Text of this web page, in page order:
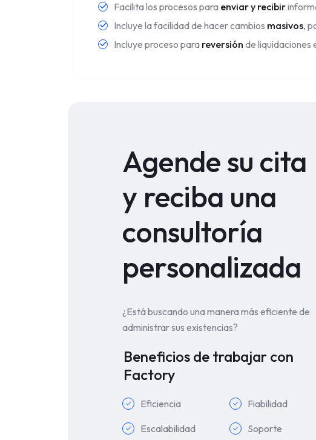
Facilita los procesos para enviar y recibir
Incluye la facilidad de hacer cambios masivos,
Incluye proceso para reversión de liquidaciones
Agende su cita
y reciba una
consultoría
personalizada
¿Está buscando una manera más eficiente de
administrar sus existencias?
Beneficios de trabajar con
Factory
Eficiencia Fiabilidad
Escalabilidad Soporte